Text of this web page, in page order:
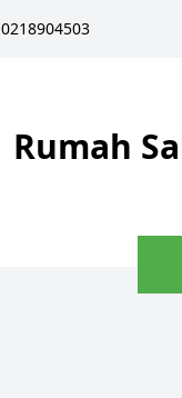
0218904503
Rumah